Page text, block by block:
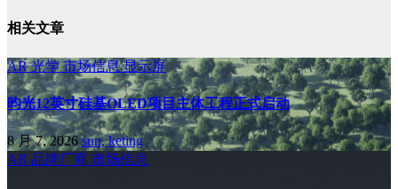
相关文章
AR光学市场信息显示屏
昀光12英寸硅基OLED项目主体工程正式启动
8 月 7, 2026sun, keting
AR 品牌厂商 市场信息